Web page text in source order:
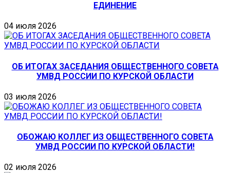
ЕДИНЕНИЕ
04 июля 2026
ОБ ИТОГАХ ЗАСЕДАНИЯ ОБЩЕСТВЕННОГО СОВЕТА
УМВД РОССИИ ПО КУРСКОЙ ОБЛАСТИ
03 июля 2026
ОБОЖАЮ КОЛЛЕГ ИЗ ОБЩЕСТВЕННОГО СОВЕТА
УМВД РОССИИ ПО КУРСКОЙ ОБЛАСТИ!
02 июля 2026